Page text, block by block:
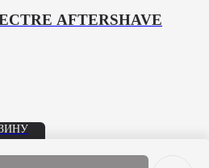
AFTERSHAVE